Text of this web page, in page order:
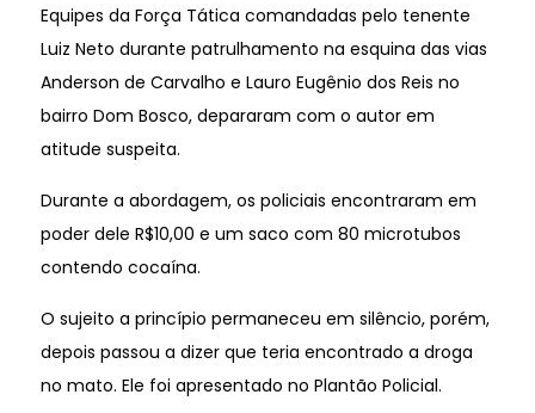
Equipes da Força Tática comandadas pelo tenente
Luiz Neto durante patrulhamento na esquina das vias
Anderson de Carvalho e Lauro Eugênio dos Reis no
bairro Dom Bosco, depararam com o autor em
atitude suspeita.
Durante a abordagem, os policiais encontraram em
poder dele R$10,00 e um saco com 80 microtubos
contendo cocaína.
O sujeito a princípio permaneceu em silêncio, porém,
depois passou a dizer que teria encontrado a droga
no mato. Ele foi apresentado no Plantão Policial.